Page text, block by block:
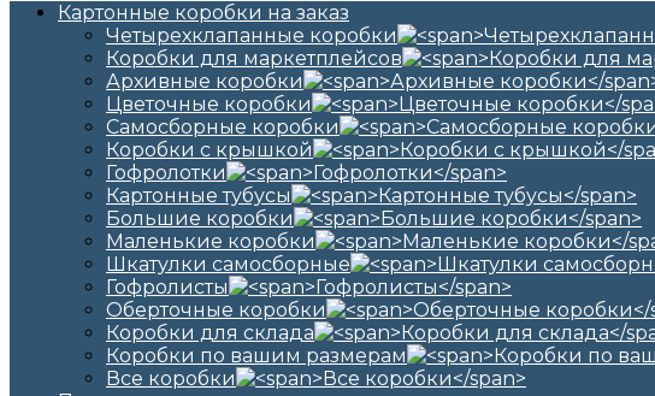
Картонные коробки на заказ
Четырехклапанные коробки
Коробки для маркетплейсов
Архивные коробки
Цветочные коробки
Самосборные коробки
Коробки с крышкой
Гофролотки
Картонные тубусы
Большие коробки
Маленькие коробки
Шкатулки самосборные
Гофролисты
Оберточные коробки
Коробки для склада
Коробки по вашим размерам
Все коробки